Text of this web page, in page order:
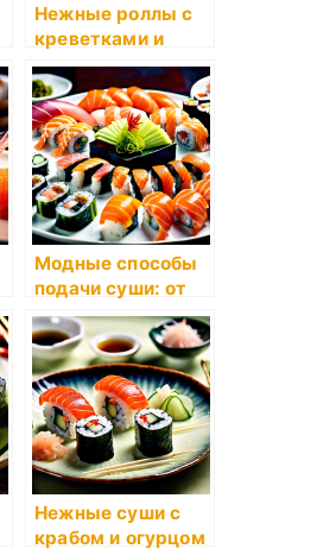
Нежные роллы с
креветками и
авокадо
Модные способы
подачи суши: от
минимализма до
гастрономическог
о шоу
Нежные суши с
крабом и огурцом